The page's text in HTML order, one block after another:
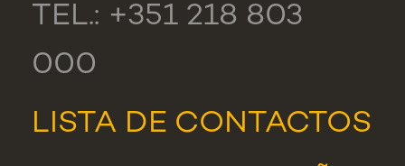
TEL.: +351 218 803
000
LISTA DE CONTACTOS